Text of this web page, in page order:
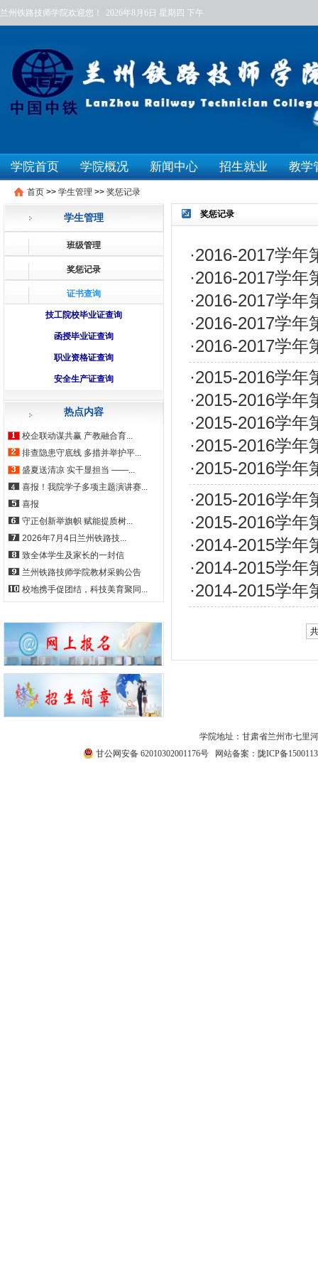
兰州铁路技师学院欢迎您！ 2026年8月6日 星期四 下午
学院首页 学院概况 新闻中心 招生就业 教学
首页 >> 学生管理 >> 奖惩记录
学生管理
班级管理
奖惩记录
证书查询
技工院校毕业证查询
函授毕业证查询
职业资格证查询
安全生产证查询
热点内容
校企联动谋共赢 产教融合育...
排查隐患守底线 多措并举护平...
盛夏送清凉 实干显担当 ——...
喜报！我院学子多项主题演讲赛...
喜报
守正创新举旗帜 赋能提质树...
2026年7月4日兰州铁路技...
致全体学生及家长的一封信
兰州铁路技师学院教材采购公告
校地携手促团结，科技美育聚同...
奖惩记录
·2016-2017学年
·2016-2017学年
·2016-2017学年
·2016-2017学年
·2016-2017学年
·2015-2016学年
·2015-2016学年
·2015-2016学年
·2015-2016学年
·2015-2016学年
·2015-2016学年
·2015-2016学年
·2014-2015学年
·2014-2015学年
·2014-2015学年
学院地址：甘肃省兰州市七里河
甘公网安备 62010302001176号 网站备案： 陇ICP备